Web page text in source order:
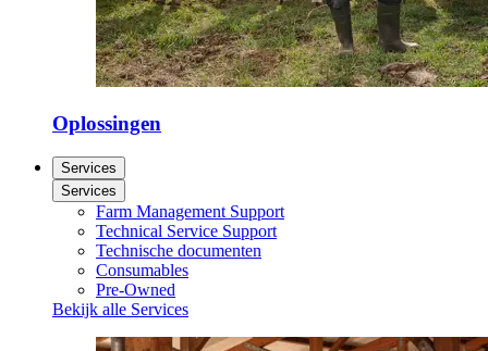
Oplossingen
Services
Services
Farm Management Support
Technical Service Support
Technische documenten
Consumables
Pre-Owned
Bekijk alle Services